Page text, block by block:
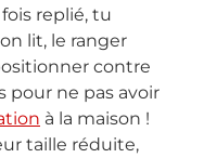
replié, tu
lit, le ranger
contre
pour ne pas avoir
à la maison !
taille réduite,